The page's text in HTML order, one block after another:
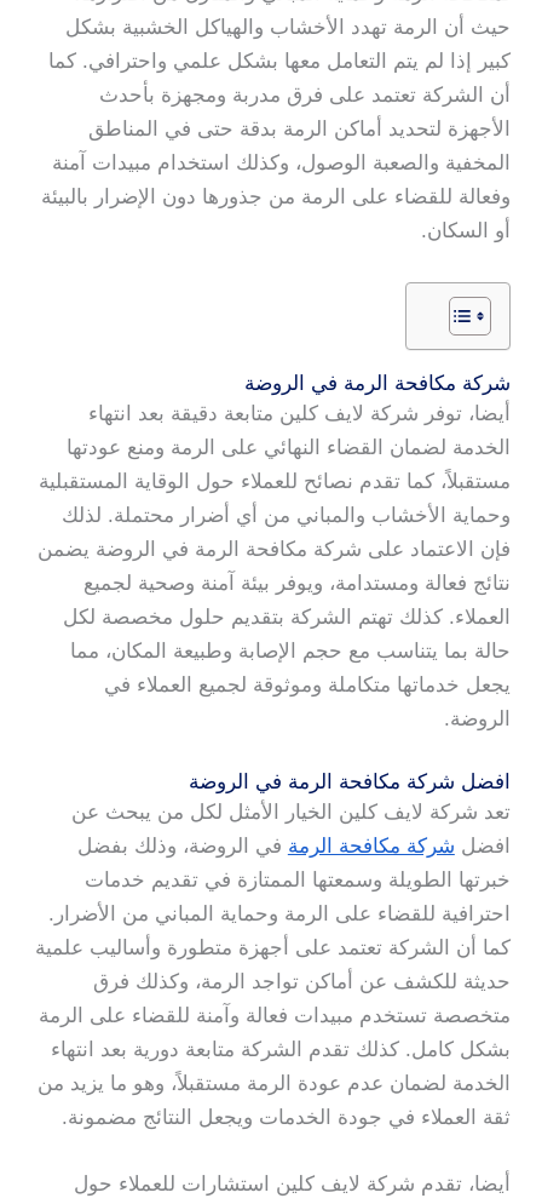
حيث أن الرمة تهدد الأخشاب والهياكل الخشبية بشكل
كبير إذا لم يتم التعامل معها بشكل علمي واحترافي. كما
أن الشركة تعتمد على فرق مدربة ومجهزة بأحدث
الأجهزة لتحديد أماكن الرمة بدقة حتى في المناطق
المخفية والصعبة الوصول، وكذلك استخدام مبيدات آمنة
وفعالة للقضاء على الرمة من جذورها دون الإضرار بالبيئة
أو السكان.
شركة مكافحة الرمة في الروضة
أيضا، توفر شركة لايف كلين متابعة دقيقة بعد انتهاء
الخدمة لضمان القضاء النهائي على الرمة ومنع عودتها
مستقبلاً، كما تقدم نصائح للعملاء حول الوقاية المستقبلية
وحماية الأخشاب والمباني من أي أضرار محتملة. لذلك
فإن الاعتماد على شركة مكافحة الرمة في الروضة يضمن
نتائج فعالة ومستدامة، ويوفر بيئة آمنة وصحية لجميع
العملاء. كذلك تهتم الشركة بتقديم حلول مخصصة لكل
حالة بما يتناسب مع حجم الإصابة وطبيعة المكان، مما
يجعل خدماتها متكاملة وموثوقة لجميع العملاء في
الروضة.
افضل شركة مكافحة الرمة في الروضة
تعد شركة لايف كلين الخيار الأمثل لكل من يبحث عن
افضل شركة مكافحة الرمة في الروضة، وذلك بفضل
خبرتها الطويلة وسمعتها الممتازة في تقديم خدمات
احترافية للقضاء على الرمة وحماية المباني من الأضرار.
كما أن الشركة تعتمد على أجهزة متطورة وأساليب علمية
حديثة للكشف عن أماكن تواجد الرمة، وكذلك فرق
متخصصة تستخدم مبيدات فعالة وآمنة للقضاء على الرمة
بشكل كامل. كذلك تقدم الشركة متابعة دورية بعد انتهاء
الخدمة لضمان عدم عودة الرمة مستقبلاً، وهو ما يزيد من
ثقة العملاء في جودة الخدمات ويجعل النتائج مضمونة.
أيضا، تقدم شركة لايف كلين استشارات للعملاء حول